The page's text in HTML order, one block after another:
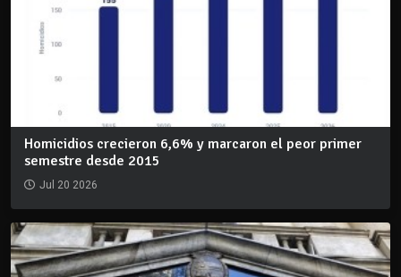
Homicidios crecieron 6,6% y marcaron el peor primer
semestre desde 2015
Jul 20 2026